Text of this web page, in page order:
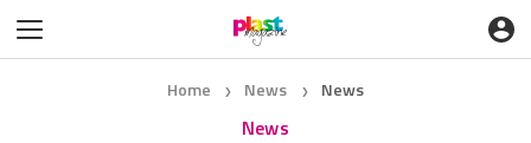
Home ❯ News ❯ News
News